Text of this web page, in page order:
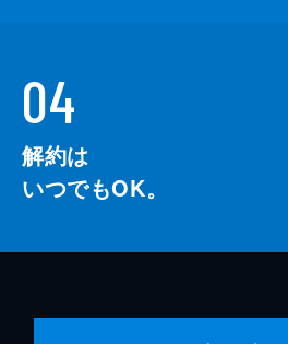
04
解約は
いつでもOK。